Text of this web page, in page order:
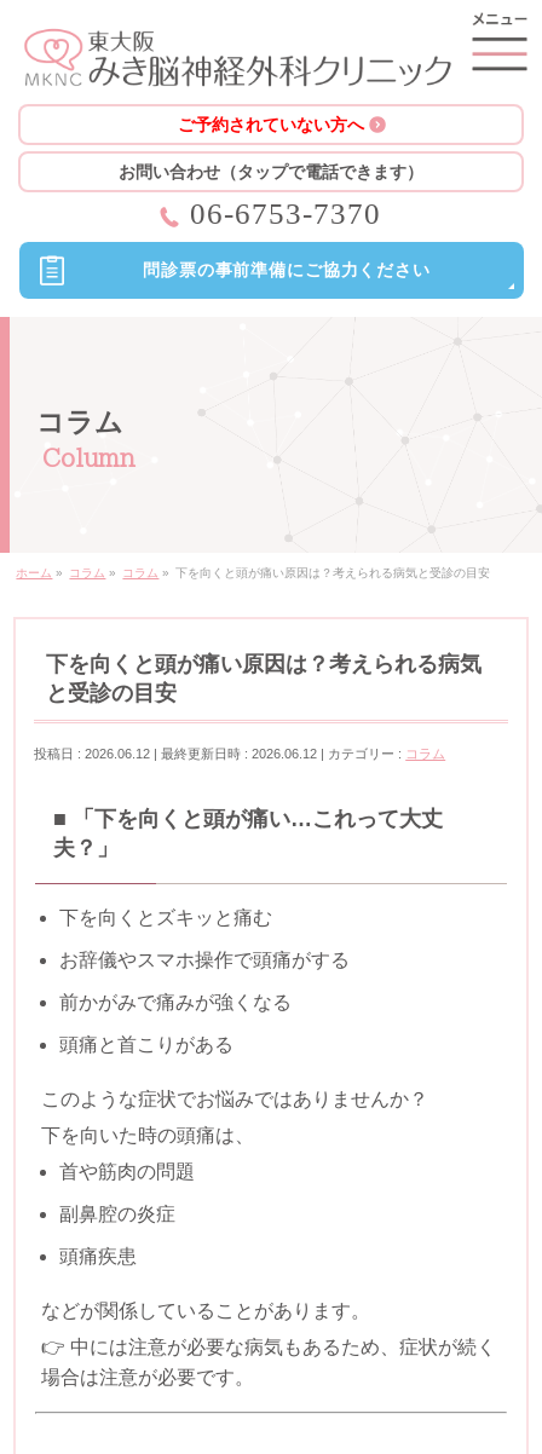
ご予約されていない方へ
お問い合わせ（タップで電話できます）
06-6753-7370
問診票の事前準備にご協力ください
コラム
ホーム » コラム » コラム » 下を向くと頭が痛い原因は？考えられる病気と受診の目安
下を向くと頭が痛い原因は？考えられる病気
と受診の目安
投稿日 : 2026.06.12 最終更新日時 : 2026.06.12 カテゴリー : コラム
■ 「下を向くと頭が痛い…これって大丈
夫？」
下を向くとズキッと痛む
お辞儀やスマホ操作で頭痛がする
前かがみで痛みが強くなる
頭痛と首こりがある
このような症状でお悩みではありませんか？
下を向いた時の頭痛は、
首や筋肉の問題
副鼻腔の炎症
頭痛疾患
などが関係していることがあります。
👉 中には注意が必要な病気もあるため、症状が続く
場合は注意が必要です。